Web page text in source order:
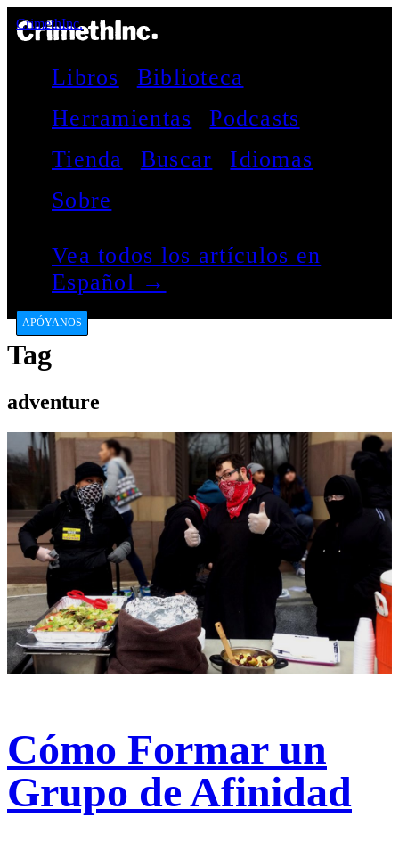
CrimethInc.
Libros
Biblioteca
Herramientas
Podcasts
Tienda
Buscar
Idiomas
Sobre
Vea todos los artículos en
Español →
APÓYANOS
Tag
adventure
Cómo Formar un
Grupo de Afinidad